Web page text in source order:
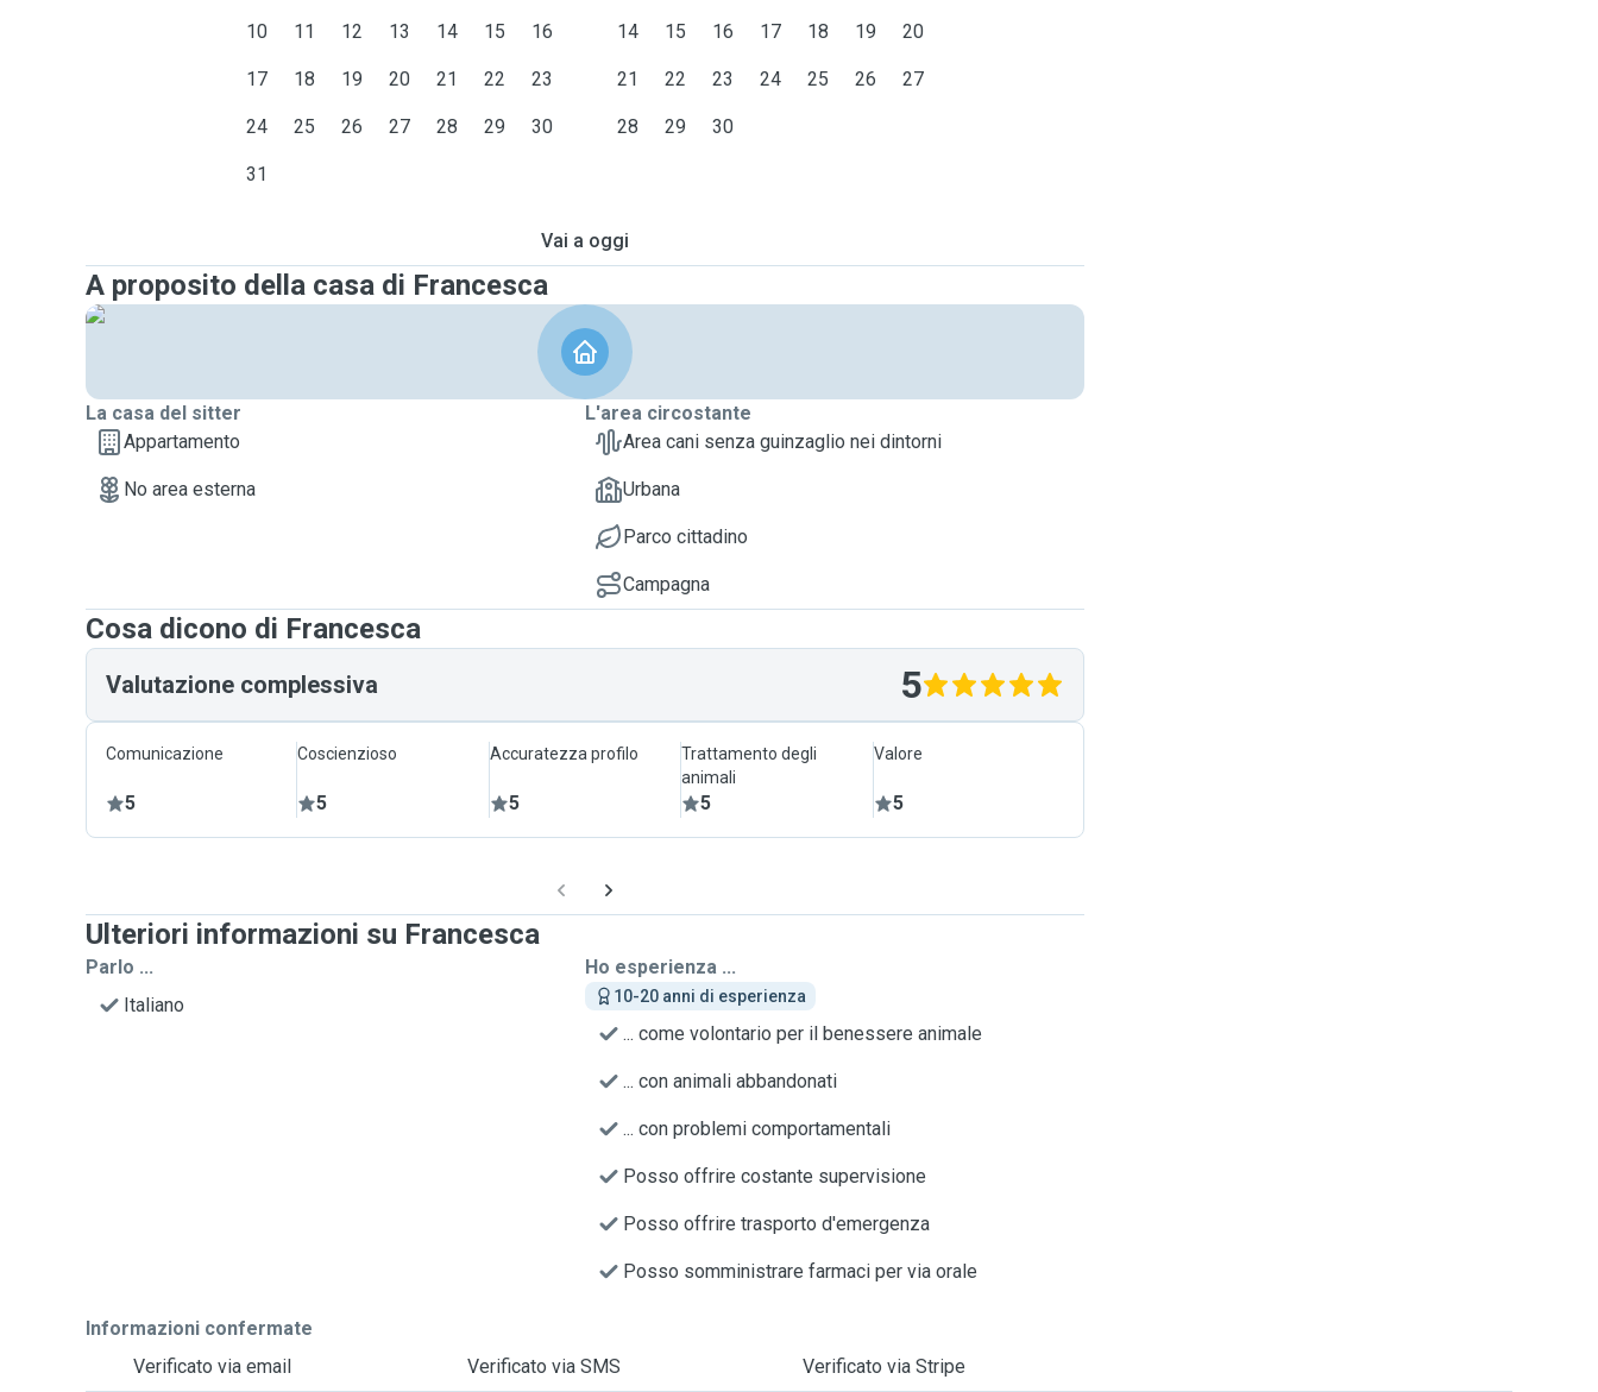
10 11 12 13 14 15 16
17 18 19 20 21 22 23
24 25 26 27 28 29 30
31
14 15 16 17 18 19 20
21 22 23 24 25 26 27
28 29 30
Vai a oggi
A proposito della casa di Francesca
La casa del sitter
Appartamento
No area esterna
L'area circostante
Area cani senza guinzaglio nei dintorni
Urbana
Parco cittadino
Campagna
Cosa dicono di Francesca
Valutazione complessiva 5
Comunicazione
5
Coscienzioso
5
Accuratezza profilo
5
Trattamento degli
animali
5
Valore
5
Ulteriori informazioni su Francesca
Parlo ...
Italiano
Ho esperienza ...
10-20 anni di esperienza
... come volontario per il benessere animale
... con animali abbandonati
... con problemi comportamentali
Posso offrire costante supervisione
Posso offrire trasporto d'emergenza
Posso somministrare farmaci per via orale
Informazioni confermate
Verificato via email
Verificato via SMS Verificato via Stripe